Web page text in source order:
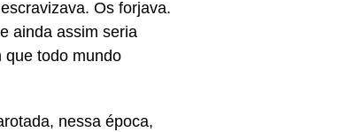
Os forjava.
ainda assim seria
que todo mundo
nessa época,